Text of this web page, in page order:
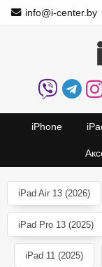
info@i-center.by
iPhone
iPad Air 13 (2026)
iPad Pro 13 (2025)
iPad 11 (2025)